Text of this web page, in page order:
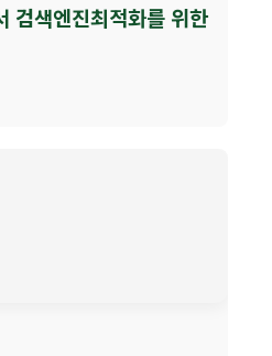
검색엔진최적화를 위한